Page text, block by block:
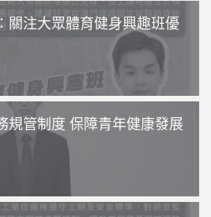
關注大眾體育健身興趣班優
規管制度 保障青年健康發展